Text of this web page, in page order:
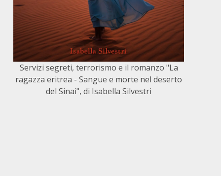
Servizi segreti, terrorismo e il romanzo "La
ragazza eritrea - Sangue e morte nel deserto
del Sinai", di Isabella Silvestri